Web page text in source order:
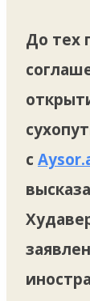
До тех
с